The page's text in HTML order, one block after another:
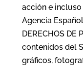
acción e
Agencia
DERECHOS DE
contenidos del
gráficos,